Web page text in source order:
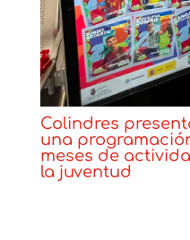
Colindres
una
meses de
la juventud